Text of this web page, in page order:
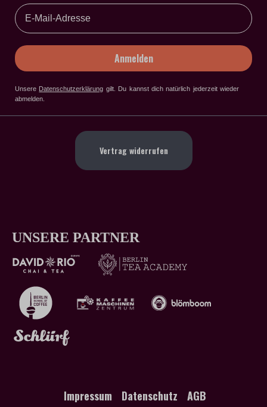
Email
Anmelden
Unsere Datenschutzerklärung gilt. Du kannst dich natürlich jederzeit wieder
abmelden.
Vertrag widerrufen
UNSERE PARTNER
Impressum Datenschutz
AGB